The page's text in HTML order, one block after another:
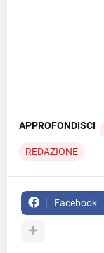
APPROFONDISCI
REDAZIONE
Facebook